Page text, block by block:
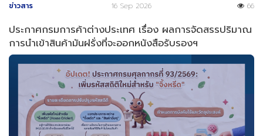
ข่าวสาร 16 Sep 2026 66
ประกาศกรมการค้าต่างประเทศ เรื่อง ผลการจัดสรรปริมาณ
การนำเข้าสินค้ามันฝรั่งที่จะออกหนังสือรับรองฯ